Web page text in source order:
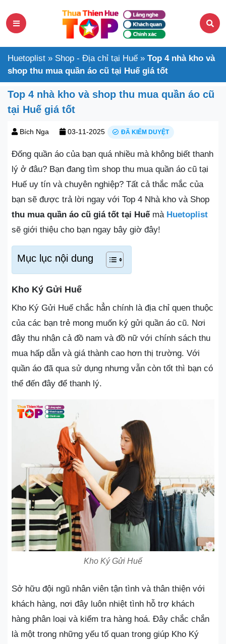
Huetoplist » Shop - Địa chỉ tại Huế » Top 4 nhà kho và
shop thu mua quần áo cũ tại Huế giá tốt
Top 4 nhà kho và shop thu mua quần áo cũ
tại Huế giá tốt
Bích Nga 03-11-2025 ĐÃ KIỂM DUYỆT
Đống quần áo của bạn quá nhiều mà không biết thanh
lý ở đâu? Bạn đang tìm shop thu mua quần áo cũ tại
Huế uy tín và chuyên nghiệp? Tất cả thắc mắc của
bạn sẽ được trả lời ngay với Top 4 Nhà kho và Shop
thu mua quần áo cũ giá tốt tại Huếmà Huetoplist
sẽ giới thiệu cho bạn ngay bây giờ đây!
Mục lục nội dung
Kho Ký Gửi Huế
Kho Ký Gửi Huế chắc hẳn chính là địa chỉ quen thuộc
của các bạn trẻ mong muốn ký gửi quần áo cũ. Nơi
đây thu nhận cả đồ nam và đồ nữ với chính sách thu
mua hấp dẫn và giá thành cao hơn thị trường. Với
quần áo đã qua sử dụng nhưng vẫn còn tốt thì bạn có
thể đến đây để thanh lý.
Kho Ký Gửi Huế
Sở hữu đội ngũ nhân viên tận tình và thân thiện với
khách hàng, nơi đây luôn nhiệt tình hỗ trợ khách
hàng phân loại và kiểm tra hàng hoá. Đây chắc chắn
là một trong những yếu tố quan trong giúp Kho Ký